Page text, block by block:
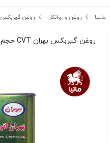
ماتیا روغن و روانکار روغن گیربکس
روغن گیربکس بهران CVT حجم 1 لیتر